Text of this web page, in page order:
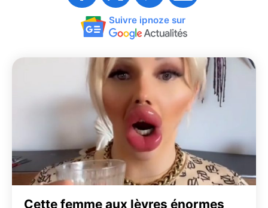
Suivre ipnoze sur
Cette femme aux lèvres énormes